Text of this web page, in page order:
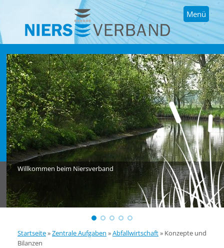
Menü
Willkommen beim Niersverband
Startseite»Zentrale Aufgaben »Abfallwirtschaft» Konzepte und
Bilanzen